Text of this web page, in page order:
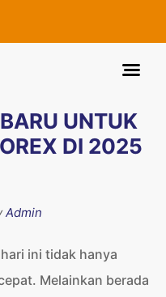
UNTUK
DI 2025
Admin
hari ini tidak hanya
Melainkan berada